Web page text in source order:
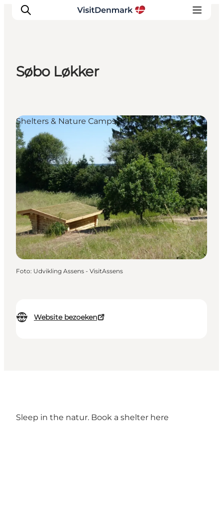
Wat te doen
Accommodaties
Plan je reis
Søbo Løkker
Website bezoeken
Shelters & Nature Camps
Foto: Udvikling Assens - VisitAssens
Sleep in the natur. Book a shelter here